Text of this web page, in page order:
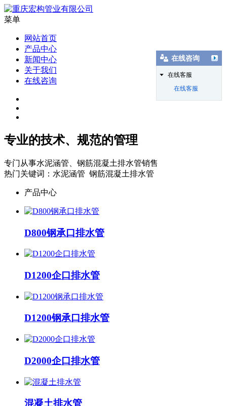
菜单
网站首页
产品中心
新闻中心
关于我们
在线咨询
专业的技术、规范的管理
专门从事水泥涵管、钢筋混凝土排水管销售
热门关键词：水泥涵管 钢筋混凝土排水管
产品中心
D800钢承口排水管
D1200企口排水管
D1200钢承口排水管
D2000企口排水管
混凝土排水管
在线咨询
在线客服
在线客服